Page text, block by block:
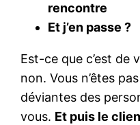
rencontre
Et j’en passe ?
Est-ce que c’est de
non. Vous n’êtes
déviantes des
vous. Et puis le